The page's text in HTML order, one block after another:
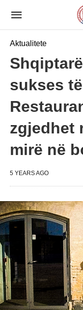
Aktualitete
sukses
zgjedhet
mirë në
5 YEARS AGO